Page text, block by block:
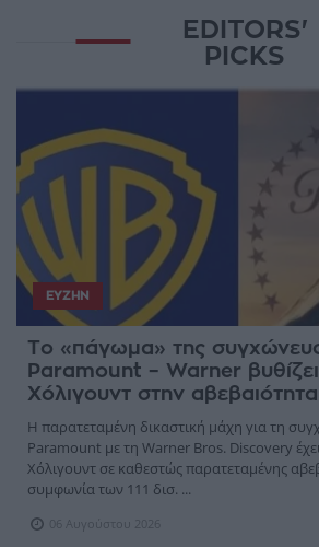
EDITORS'
PICKS
ΕΥΖΗΝ
Το «πάγωμα» της
Paramount – Warner
Χόλιγουντ στην αβεβαιότητα
Η παρατεταμένη δικαστική μάχη για τη
Paramount με τη Warner Bros. Discovery
Χόλιγουντ σε καθεστώς παρατεταμένης
συμφωνία των 111 δισ. ...
06 Αυγούστου 2026